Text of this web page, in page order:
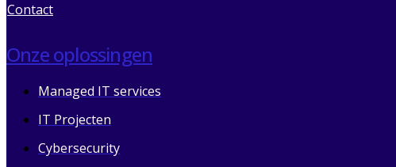
Contact
Onze oplossingen
Managed IT services
IT Projecten
Cybersecurity